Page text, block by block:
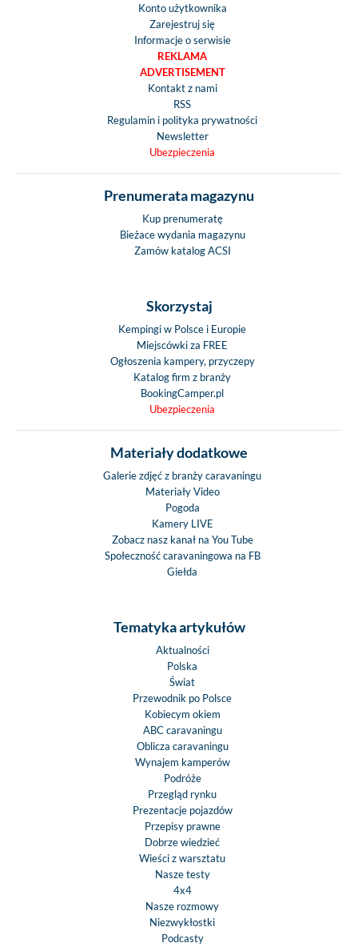
Konto użytkownika
Zarejestruj się
Informacje o serwisie
REKLAMA
ADVERTISEMENT
Kontakt z nami
RSS
Regulamin i polityka prywatności
Newsletter
Ubezpieczenia
Prenumerata magazynu
Kup prenumeratę
Bieżace wydania magazynu
Zamów katalog ACSI
Skorzystaj
Kempingi w Polsce i Europie
Miejscówki za FREE
Ogłoszenia kampery, przyczepy
Katalog firm z branży
BookingCamper.pl
Ubezpieczenia
Materiały dodatkowe
Galerie zdjęć z branży caravaningu
Materiały Video
Pogoda
Kamery LIVE
Zobacz nasz kanał na You Tube
Społeczność caravaningowa na FB
Giełda
Tematyka artykułów
Aktualności
Polska
Świat
Przewodnik po Polsce
Kobiecym okiem
ABC caravaningu
Oblicza caravaningu
Wynajem kamperów
Podróże
Przegląd rynku
Prezentacje pojazdów
Przepisy prawne
Dobrze wiedzieć
Wieści z warsztatu
Nasze testy
4x4
Nasze rozmowy
Niezwykłostki
Podcasty